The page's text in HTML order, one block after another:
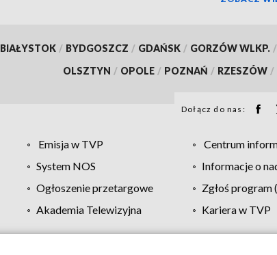
BIAŁYSTOK / BYDGOSZCZ / GDAŃSK / GORZÓW WLKP. /
OLSZTYN / OPOLE / POZNAŃ / RZESZÓW /
Dołącz do nas:
Emisja w TVP Centrum
System NOS Informacje o
Ogłoszenie przetargowe Zgłoś program
Akademia Telewizyjna Kariera w TVP